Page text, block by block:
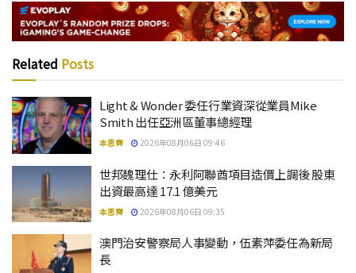
Related Posts
Light & Wonder 委任行業資深從業員Mike
Smith 出任亞洲區董事總經理
本思齊 2026年08月06日 09:46
世邦魏理仕：永利阿聯酋項目造價上調後 股東
出資最高達 17.1 億美元
本思齊 2026年08月06日 09:35
澳門治安警察局人事變動，伍素萍委任為新局
長